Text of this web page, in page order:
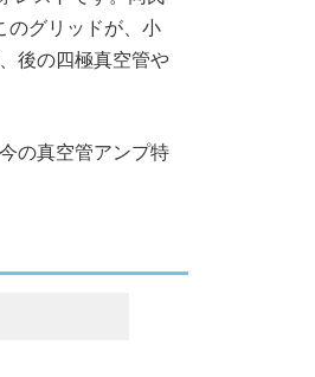
のグリッドが、小
後の四極真空管や
の真空管アンプ特